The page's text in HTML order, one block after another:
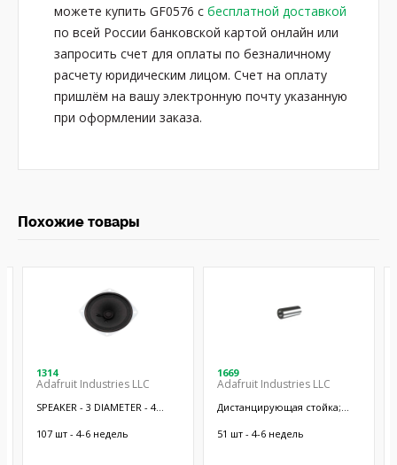
можете купить GF0576 с бесплатной доставкой
по всей России банковской картой онлайн или
запросить счет для оплаты по безналичному
расчету юридическим лицом. Счет на оплату
пришлём на вашу электронную почту указанную
при оформлении заказа.
Похожие товары
1314
Adafruit Industries LLC
SPEAKER - 3 DIAMETER - 4
107 шт - 4-6 недель
1669
Adafruit Industries LLC
Дистанцирующая стойка;
латунь; никель
51 шт - 4-6 недель